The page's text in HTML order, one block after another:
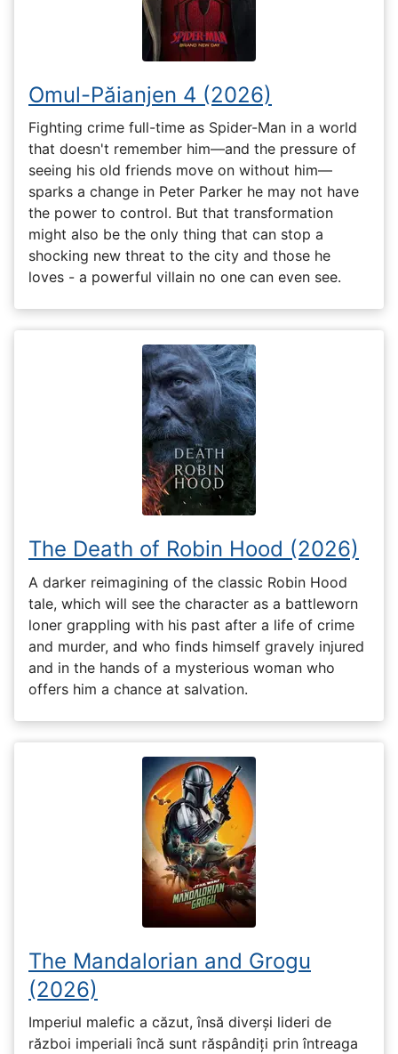
Omul-Păianjen 4 (2026)
Fighting crime full-time as Spider-Man in a world
that doesn't remember him—and the pressure of
seeing his old friends move on without him—
sparks a change in Peter Parker he may not have
the power to control. But that transformation
might also be the only thing that can stop a
shocking new threat to the city and those he
loves - a powerful villain no one can even see.
The Death of Robin Hood (2026)
A darker reimagining of the classic Robin Hood
tale, which will see the character as a battleworn
loner grappling with his past after a life of crime
and murder, and who finds himself gravely injured
and in the hands of a mysterious woman who
offers him a chance at salvation.
The Mandalorian and Grogu
(2026)
Imperiul malefic a căzut, însă diverși lideri de
război imperiali încă sunt răspândiți prin întreaga